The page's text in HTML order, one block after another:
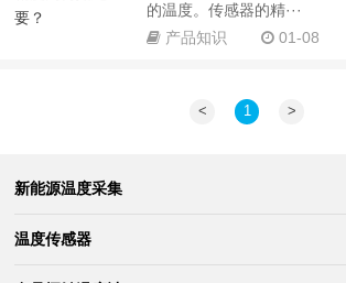
的温度。传感器的精···
产品知识
01-08
< 1 >
新能源温度采集
温度传感器